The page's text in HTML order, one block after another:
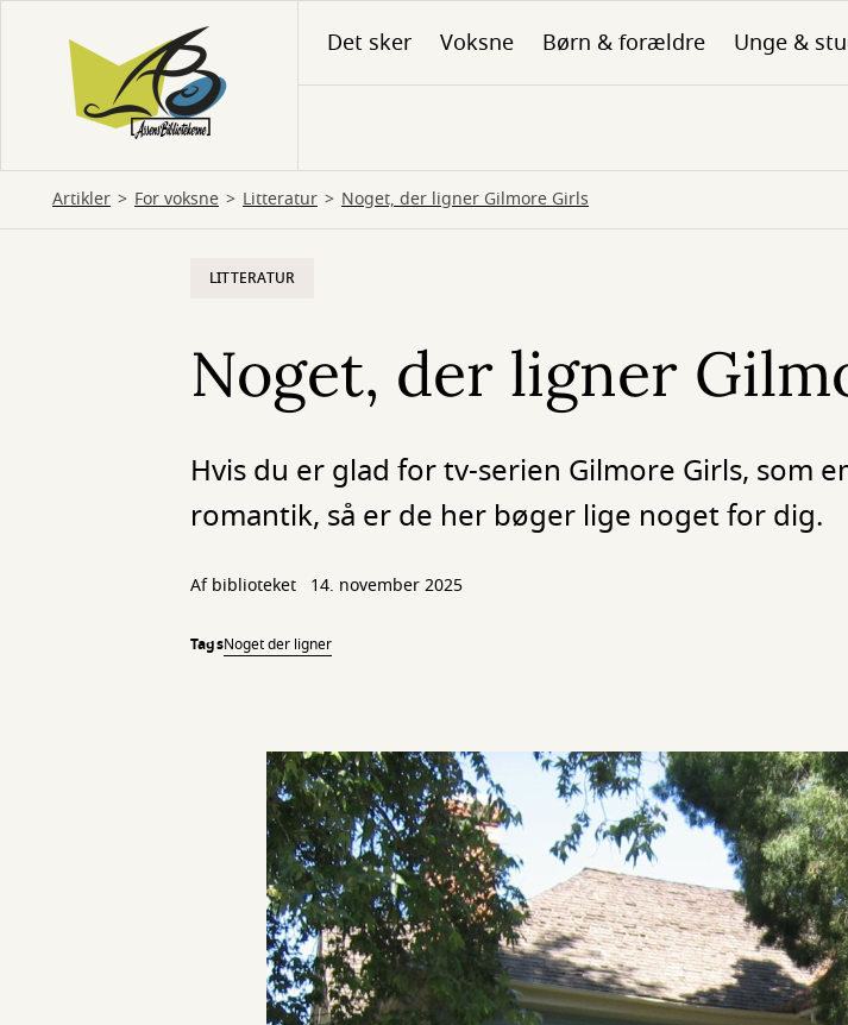
hovedindhold
Det sker Voksne Børn & forældre Unge &
Artikler For voksne Litteratur Noget, der ligner Gilmore Girls
LITTERATUR
Noget, der ligner
Hvis du er glad for tv-serien Gilmore Girls, som
romantik, så er de her bøger lige noget for dig.
Af biblioteket 14. november 2025
TagsNoget der ligner